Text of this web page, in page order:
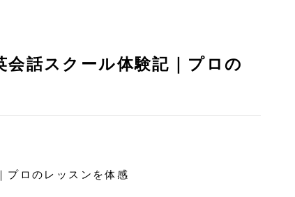
話スクール体験記｜プロの
プロのレッスンを体感